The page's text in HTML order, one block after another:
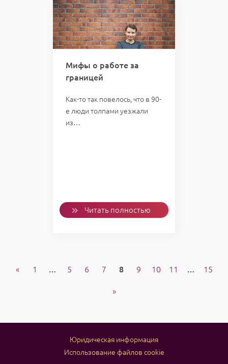
Мифы о работе за
границей
Как-то так повелось, что в 90-
е люди толпами уезжали
из…
Читать полностью
« 1 … 5 6 7 8 9 10 11 … 15
»
Юридическая информация
Использование файлов cookie